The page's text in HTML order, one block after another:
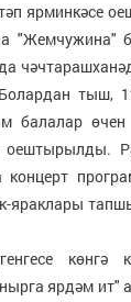
ярминкәсе
"Жемчужина"
тыш,
балалар
оештырылды.
концерт
яраклары
көнгә
ярдәм ит"